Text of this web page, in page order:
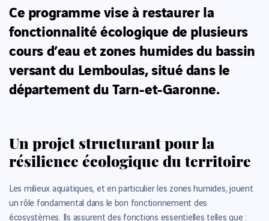
Ce programme vise à restaurer la
fonctionnalité écologique de plusieurs
cours d’eau et zones humides du bassin
versant du Lemboulas, situé dans le
département du Tarn-et-Garonne.
Un projet structurant pour la
résilience écologique du territoire
Les milieux aquatiques, et en particulier les zones humides, jouent
un rôle fondamental dans le bon fonctionnement des
écosystèmes. Ils assurent des fonctions essentielles telles que :